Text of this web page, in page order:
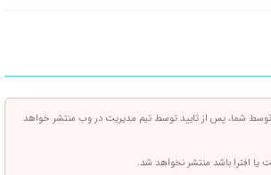
شما، پس از تایید توسط تیم مدیریت در وب منتشر خواهد
یا افترا باشد منتشر نخواهد شد.